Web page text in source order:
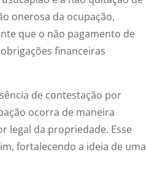
onerosa da ocupação,
que o não pagamento de
financeiras
de contestação por
ocorra de maneira
legal da propriedade. Esse
fortalecendo a ideia de uma